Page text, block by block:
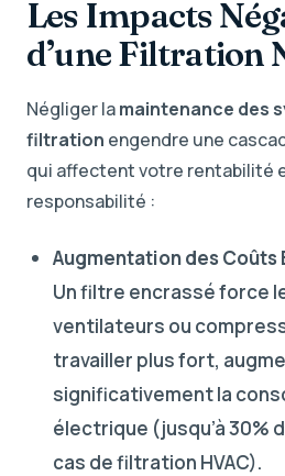
Les Impacts
d’une Filtration
Négliger lamaintenance des
filtration engendre une
qui affectent votre rentabilité
responsabilité :
Augmentation des Coûts
Un filtre encrassé force
ventilateurs ou
travailler plus fort,
significativement la
électrique (jusqu’à 30%
cas de filtration HVAC).